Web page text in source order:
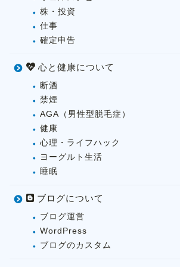
株・投資
仕事
確定申告
心と健康について
断酒
禁煙
AGA（男性型脱毛症）
健康
心理・ライフハック
ヨーグルト生活
睡眠
ブログについて
ブログ運営
WordPress
ブログのカスタム